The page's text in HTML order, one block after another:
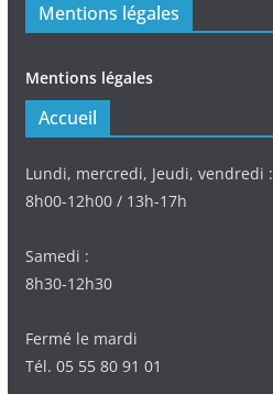
Mentions légales
Mentions légales
Accueil
Lundi, mercredi, Jeudi, vendredi :
8h00-12h00 / 13h-17h
Samedi :
8h30-12h30
Fermé le mardi
Tél. 05 55 80 91 01